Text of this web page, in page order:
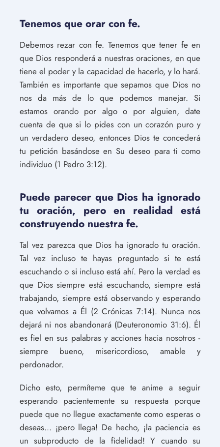
Tenemos que orar con fe.
Debemos rezar con fe. Tenemos que tener fe en
que Dios responderá a nuestras oraciones, en que
tiene el poder y la capacidad de hacerlo, y lo hará.
También es importante que sepamos que Dios no
nos da más de lo que podemos manejar. Si
estamos orando por algo o por alguien, date
cuenta de que si lo pides con un corazón puro y
un verdadero deseo, entonces Dios te concederá
tu petición basándose en Su deseo para ti como
individuo (1 Pedro 3:12).
Puede parecer que Dios ha ignorado
tu oración, pero en realidad está
construyendo nuestra fe.
Tal vez parezca que Dios ha ignorado tu oración.
Tal vez incluso te hayas preguntado si te está
escuchando o si incluso está ahí. Pero la verdad es
que Dios siempre está escuchando, siempre está
trabajando, siempre está observando y esperando
que volvamos a Él (2 Crónicas 7:14). Nunca nos
dejará ni nos abandonará (Deuteronomio 31:6). Él
es fiel en sus palabras y acciones hacia nosotros -
siempre bueno, misericordioso, amable y
perdonador.
Dicho esto, permíteme que te anime a seguir
esperando pacientemente su respuesta porque
puede que no llegue exactamente como esperas o
deseas... ¡pero llega! De hecho, ¡la paciencia es
un subproducto de la fidelidad! Y cuando su